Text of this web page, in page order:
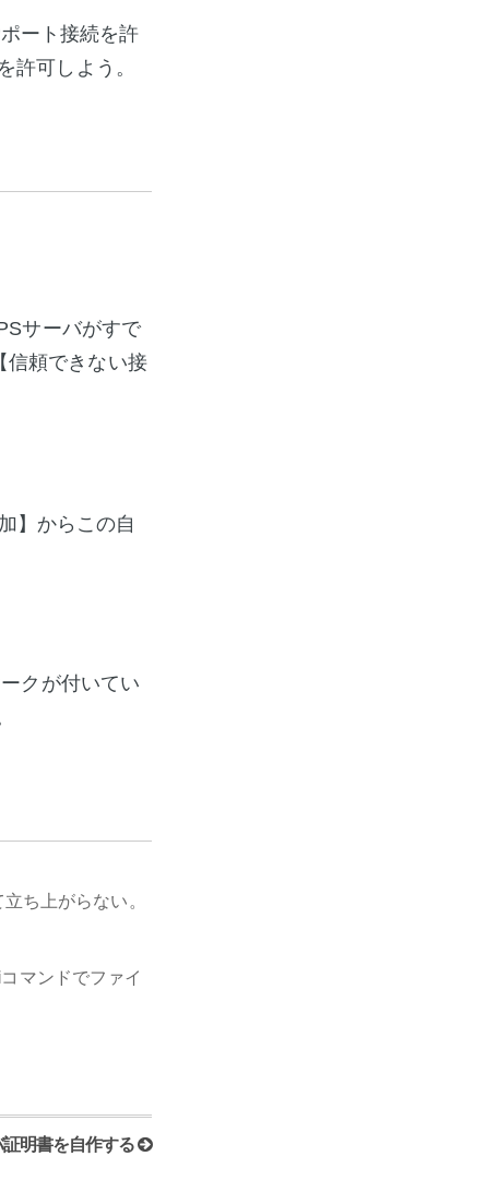
ート接続を許
許可しよう。
サーバがすで
信頼できない接
】からこの自
クが付いてい
ち上がらない。
コマンドでファイ
明書を自作する